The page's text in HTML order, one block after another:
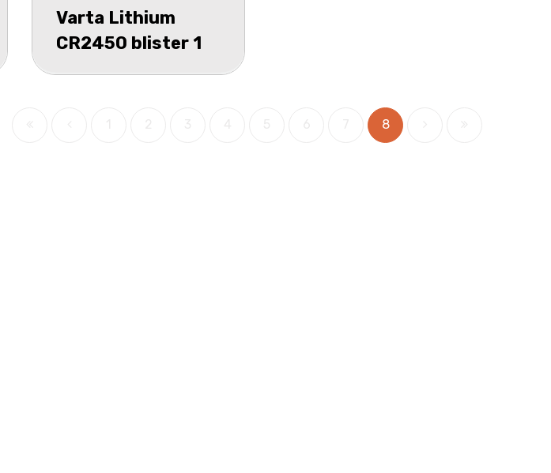
Varta Lithium
CR2450 blister 1
8